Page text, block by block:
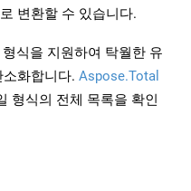
변환할 수 있습니다.
식을 지원하여 탁월한 유
화합니다. Aspose.Total
형식의 전체 목록을 확인